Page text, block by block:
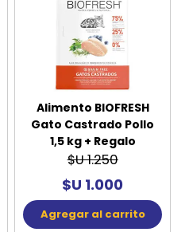
Alimento BIOFRESH
Gato Castrado Pollo
1,5 kg + Regalo
$U 1.250
$U 1.000
Agregar al carrito